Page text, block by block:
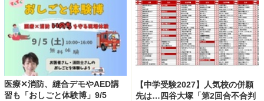
医療✕消防、縫合デモやAED講
習も「おしごと体験博」9/5
【中学受験2027】人気校の併願
先は…四谷大塚「第2回合不合判